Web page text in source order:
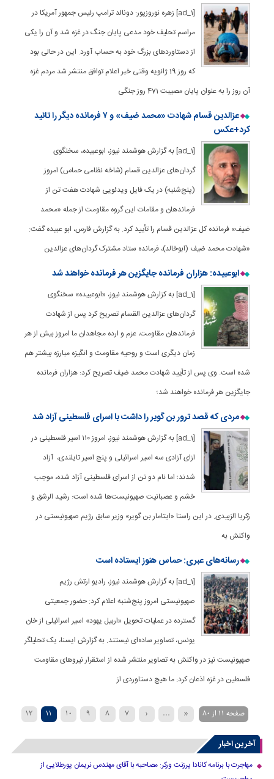
[ad_1] زهره نوروزپور: دونالد ترامپ رئیس جمهور آمریکا در
مراسم تحلیف خود مدعی پایان جنگ در غزه شد و آن را یکی
از دستاوردهای بزرگ خود به حساب آورد. این در حالی بود
که روز 19 ژانویه وقتی خبر اعلام توافق منتشر شد مردم غزه
آن روز را به عنوان پایان مصیبت 471 روز جنگی
عزالدین قسام شهادت «محمد ضیف» و ۷ فرمانده دیگر را تائید
کرد+عکس
[ad_1] به گزارش هوشمند نیوز، ابوعبیده، سخنگوی
گردان‌های عزالدین قسام (شاخه نظامی حماس) امروز
(پنج‌شنبه) در یک فایل ویدئویی شهادت هفت تن از
فرماندهان و مقامات این گروه مقاومت از جمله «محمد
ضیف» فرمانده کل عزالدین قسام را تأیید کرد. به گزارش فارس، ابو عبیده گفت:
«شهادت محمد ضیف (ابوخالد)، فرمانده ستاد مشترک گردان‌های عزالدین
ابوعبیده: هزاران فرمانده جایگزین هر فرمانده خواهند شد
[ad_1] به کزارش هوشمند نیوز، «ابوعبیده» سخنگوی
گردان‌های عزالدین القسام تصریح کرد پس از شهادت
فرماندهان مقاومت، عزم و ارده مجاهدان ما امروز بیش از هر
زمان دیگری است و روحیه مقاومت و انگیزه مبارزه بیشتر هم
شده است. وی پس از تأیید شهادت محمد ضیف تصریح کرد: هزاران فرمانده
جایگزین هر فرمانده خواهند شد؛
مردی که قصد ترور بن گویر را داشت با اسرای فلسطینی آزاد شد
[ad_1] به گزارش هوشمند نیوز، امروز ۱۱۰ اسیر فلسطینی در
ازای آزادی سه اسیر اسرائیلی و پنج اسیر تایلندی، آزاد
شدند؛ اما نام دو تن از اسرای فلسطینی آزاد شده، موجب
خشم و عصبانیت صهیونیست‌ها شده است: رشید الرشق و
زکریا الزبیدی. در این راستا «ایتامار بن گویر» وزیر سابق رژیم صهیونیستی در
واکنش به
رسانه‌های عبری: حماس هنوز ایستاده است
[ad_1] به گزارش هوشمند نیوز، رادیو ارتش رژیم
صهیونیستی امروز پنج‌شنبه اعلام کرد: حضور جمعیتی
گسترده در عملیات تحویل «اربیل یهود» اسیر اسرائیلی از خان
یونس، تصاویر ساده‌ای نیستند. به گزارش ایسنا، یک تحلیلگر
صهیونیست نیز در واکنش به تصاویر منتشر شده از استقرار نیروهای مقاومت
فلسطین در غزه اذعان کرد: ما هیچ دستاوردی از
صفحه 11 از 80 «
...
‹
7
8
9
10
11
12
13
14
15
16
›
20
30
40
...
»
آخرین اخبار
مهاجرت با برنامه کانادا پرزنت ورکر: مصاحبه با آقای مهندس نریمان پورطلایی از